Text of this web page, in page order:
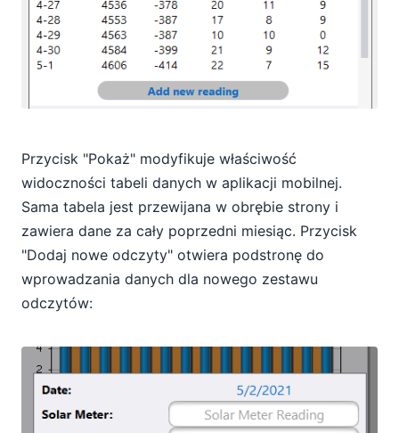
Przycisk "Pokaż" modyfikuje właściwość
widoczności tabeli danych w aplikacji mobilnej.
Sama tabela jest przewijana w obrębie strony i
zawiera dane za cały poprzedni miesiąc. Przycisk
"Dodaj nowe odczyty" otwiera podstronę do
wprowadzania danych dla nowego zestawu
odczytów: